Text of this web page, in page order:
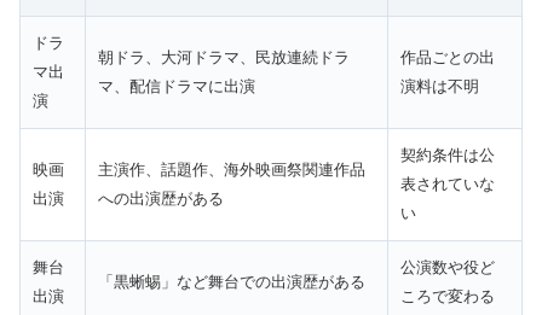
ドラ
マ出
演
朝ドラ、大河ドラマ、民放連続ドラ
マ、配信ドラマに出演
作品ごとの出
演料は不明
映画
出演
主演作、話題作、海外映画祭関連作品
への出演歴がある
契約条件は公
表されていな
い
舞台
出演
「黒蜥蜴」など舞台での出演歴がある
公演数や役ど
ころで変わる